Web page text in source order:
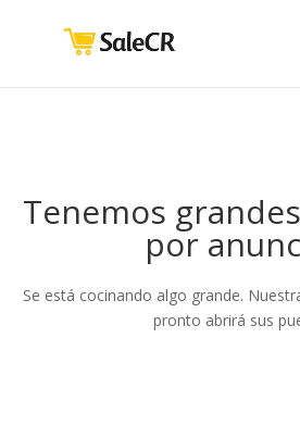
Tenemos
por
Se está cocinando algo grande.
pronto abrirá sus